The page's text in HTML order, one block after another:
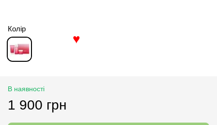
Колір
В наявності
1 900 грн